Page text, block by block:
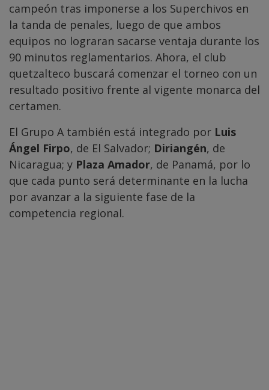
campeón tras imponerse a los Superchivos en
la tanda de penales, luego de que ambos
equipos no lograran sacarse ventaja durante los
90 minutos reglamentarios. Ahora, el club
quetzalteco buscará comenzar el torneo con un
resultado positivo frente al vigente monarca del
certamen.
El Grupo A también está integrado por Luis
Ángel Firpo, de El Salvador; Diriangén, de
Nicaragua; y Plaza Amador, de Panamá, por lo
que cada punto será determinante en la lucha
por avanzar a la siguiente fase de la
competencia regional.